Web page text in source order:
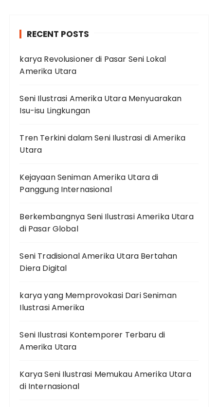
RECENT POSTS
karya Revolusioner di Pasar Seni Lokal
Amerika Utara
Seni Ilustrasi Amerika Utara Menyuarakan
Isu-isu Lingkungan
Tren Terkini dalam Seni Ilustrasi di Amerika
Utara
Kejayaan Seniman Amerika Utara di
Panggung Internasional
Berkembangnya Seni Ilustrasi Amerika Utara
di Pasar Global
Seni Tradisional Amerika Utara Bertahan
Diera Digital
karya yang Memprovokasi Dari Seniman
Ilustrasi Amerika
Seni Ilustrasi Kontemporer Terbaru di
Amerika Utara
Karya Seni Ilustrasi Memukau Amerika Utara
di Internasional